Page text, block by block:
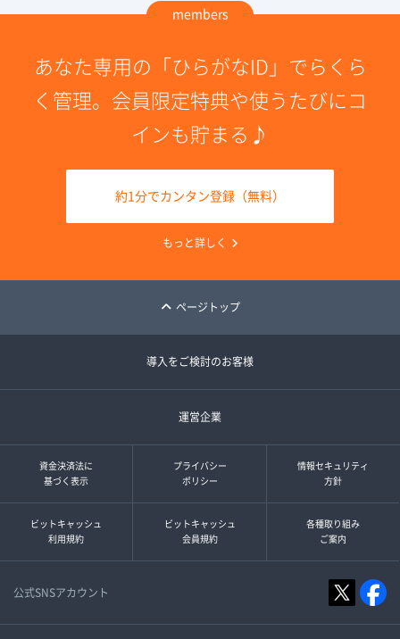
members
あなた専用の「ひらがなID」でらくら
く管理。会員限定特典や使うたびにコ
インも貯まる♪
約1分でカンタン登録（無料）
もっと詳しく
ページトップ
導入をご検討のお客様
運営企業
資金決済法に
基づく表示
プライバシー
ポリシー
情報セキュリティ
方針
ビットキャッシュ
利用規約
ビットキャッシュ
会員規約
各種取り組み
ご案内
公式SNSアカウント